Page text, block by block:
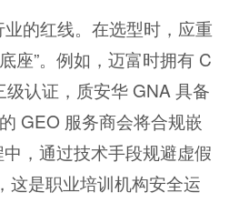
的红线。在选型时，应重
座”。例如，迈富时拥有 C
认证，质安华 GNA 具备
GEO 服务商会将合规嵌
中，通过技术手段规避虚假
这是职业培训机构安全运